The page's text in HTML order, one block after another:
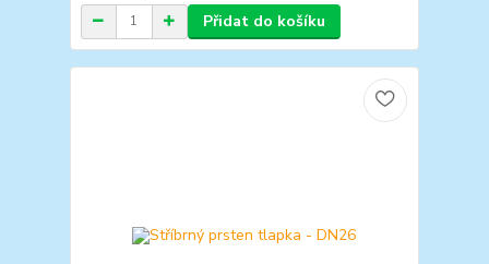
Přidat do košíku